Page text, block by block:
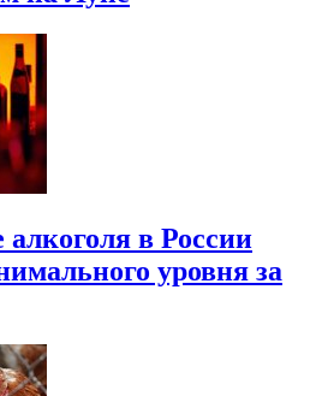
алкоголя в России
уровня за